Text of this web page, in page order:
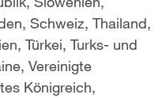
Slowenien,
Schweiz, Thailand,
Türkei, Turks- und
Vereinigte
Königreich,